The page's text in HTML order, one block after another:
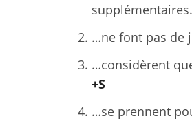
…ne font pas de
…considèrent
+S
…se prennent